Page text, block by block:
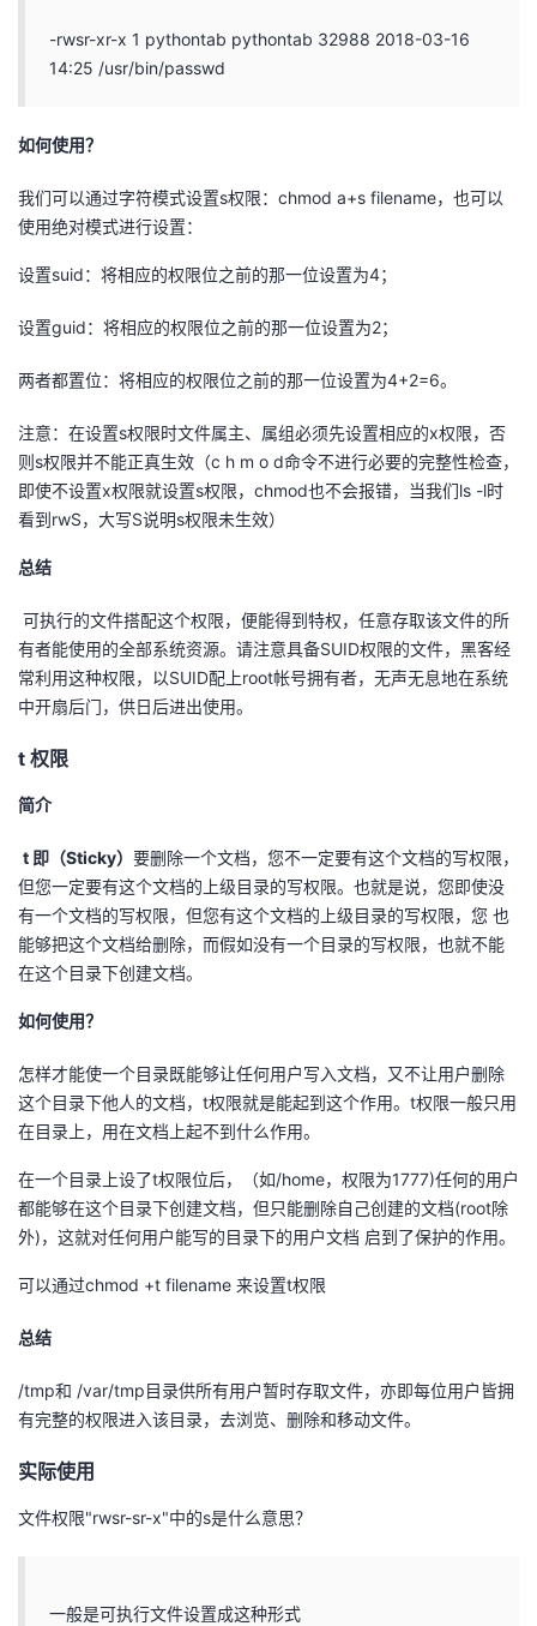
子
直
的
动
我
关
注
的
开
发
者
学
堂
我
的
课
程
我
的
认
我
的
我
藏
我
的
Programs
我
的
支
持
我
的
技
术
支
我
的
云
声
-rwsr-xr-x 1 pythontab pythontab 32988 2018-03-16
14:25 /usr/bin/passwd
如何使用？
我们可以通过字符模式设置s权限：chmod a+s filename，也可以
使用绝对模式进行设置：
设置suid：将相应的权限位之前的那一位设置为4；
设置guid：将相应的权限位之前的那一位设置为2；
两者都置位：将相应的权限位之前的那一位设置为4+2=6。
注意：在设置s权限时文件属主、属组必须先设置相应的x权限，否
则s权限并不能正真生效（c h m o d命令不进行必要的完整性检查，
即使不设置x权限就设置s权限，chmod也不会报错，当我们ls -l时
看到rwS，大写S说明s权限未生效）
总结
可执行的文件搭配这个权限，便能得到特权，任意存取该文件的所
有者能使用的全部系统资源。请注意具备SUID权限的文件，黑客经
常利用这种权限，以SUID配上root帐号拥有者，无声无息地在系统
中开扇后门，供日后进出使用。
t 权限
简介
t 即（Sticky） 要删除一个文档，您不一定要有这个文档的写权限，
但您一定要有这个文档的上级目录的写权限。也就是说，您即使没
有一个文档的写权限，但您有这个文档的上级目录的写权限，您 也
能够把这个文档给删除，而假如没有一个目录的写权限，也就不能
在这个目录下创建文档。
如何使用？
怎样才能使一个目录既能够让任何用户写入文档，又不让用户删除
这个目录下他人的文档，t权限就是能起到这个作用。t权限一般只用
在目录上，用在文档上起不到什么作用。
在一个目录上设了t权限位后，（如/home，权限为1777)任何的用户
都能够在这个目录下创建文档，但只能删除自己创建的文档(root除
外)，这就对任何用户能写的目录下的用户文档 启到了保护的作用。
可以通过chmod +t filename 来设置t权限
总结
/tmp和 /var/tmp目录供所有用户暂时存取文件，亦即每位用户皆拥
有完整的权限进入该目录，去浏览、删除和移动文件。
实际使用
文件权限"rwsr-sr-x"中的s是什么意思？
一般是可执行文件设置成这种形式